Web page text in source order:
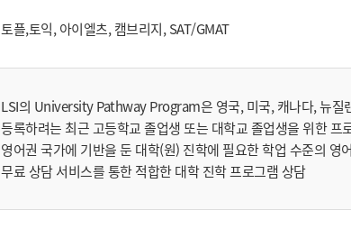
토플,토익, 아이엘츠, 캠브리지, SAT/GMAT
LSI의 University Pathway Program은 영국, 미국, 캐나다, 뉴질
등록하려는 최근 고등학교 졸업생 또는 대학교 졸업생을 위한 프
영어권 국가에 기반을 둔 대학(원) 진학에 필요한 학업 수준의 영
무료 상담 서비스를 통한 적합한 대학 진학 프로그램 상담